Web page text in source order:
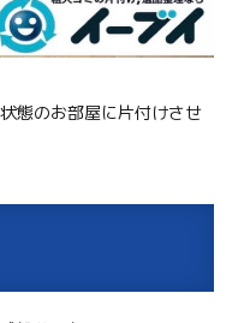
態のお部屋に片付けさせ